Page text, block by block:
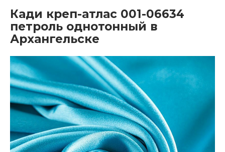
Кади креп-атлас 001-06634
петроль однотонный в
Архангельске